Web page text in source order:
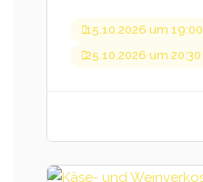
15.10.2026 um 19:00
25.10.2026 um 20:30